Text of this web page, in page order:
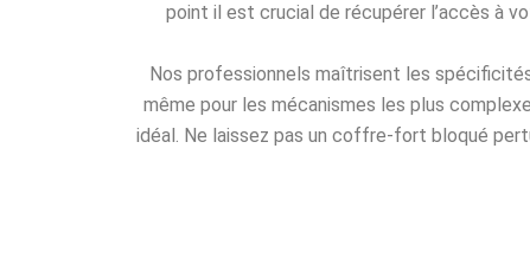
point il est crucial de récupérer l’accès à
Nos professionnels maîtrisent les
même pour les mécanismes les plus
idéal. Ne laissez pas un coffre-fort bloqué